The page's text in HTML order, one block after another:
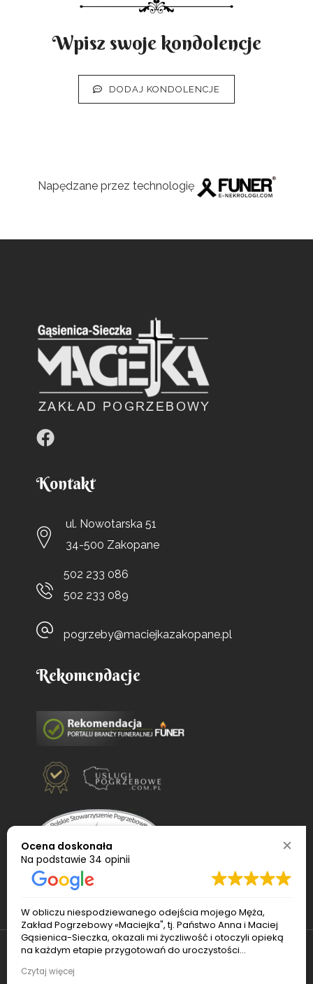
Wpisz swoje kondolencje
DODAJ KONDOLENCJE
Napędzane przez technologię
Kontakt
ul. Nowotarska 51
34-500 Zakopane
502 233 086
502 233 089
pogrzeby@maciejkazakopane.pl
Rekomendacje
© 2022
Ocena doskonała
Na podstawie 34 opinii
W obliczu niespodziewanego odejścia mojego Męża,
Zakład Pogrzebowy «Maciejka", tj. Państwo Anna i Maciej
Gąsienica-Sieczka, okazali mi życzliwość i otoczyli opieką
na każdym etapie przygotowań do uroczystości
czuwał nad porządkiem podczas pogrzebu. Pani Ania
Czytaj więcej